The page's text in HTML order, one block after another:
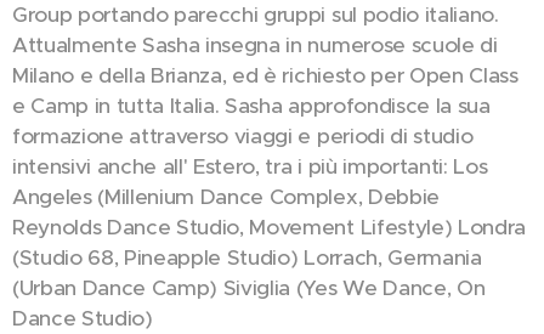
Group portando parecchi gruppi sul podio italiano.
Attualmente Sasha insegna in numerose scuole di
Milano e della Brianza, ed è richiesto per Open Class
e Camp in tutta Italia. Sasha approfondisce la sua
formazione attraverso viaggi e periodi di studio
intensivi anche all' Estero, tra i più importanti: Los
Angeles (Millenium Dance Complex, Debbie
Reynolds Dance Studio, Movement Lifestyle) Londra
(Studio 68, Pineapple Studio) Lorrach, Germania
(Urban Dance Camp) Siviglia (Yes We Dance, On
Dance Studio)